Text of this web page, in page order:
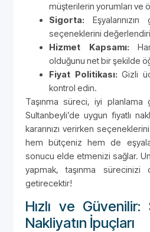
müşterilerin yorumları ve
Sigorta:
seçeneklerini
Hizmet Kapsamı:
olduğunu net bir şekilde
Fiyat Politikası: Gizli
kontrol edin.
Taşınma süreci, iyi planlama
Sultanbeyli’de uygun fiyatlı
kararınızı verirken
hem bütçeniz hem de
sonucu elde etmenizi sağlar.
yapmak, taşınma
getirecektir!
Hızlı ve Güvenilir:
Nakliyatın İpuçları